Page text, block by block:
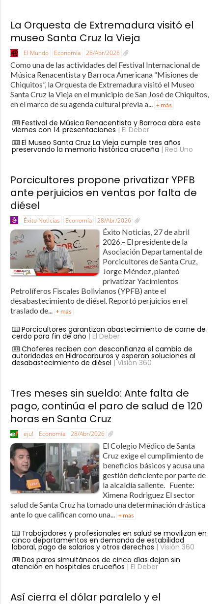
La Orquesta de Extremadura visitó el
museo Santa Cruz la Vieja
El Mundo Economía 28/Abr/2026
Como una de las actividades del Festival Internacional de
Música Renacentista y Barroca Americana “Misiones de
Chiquitos”, la Orquesta de Extremadura visitó el Museo
Santa Cruz la Vieja en el municipio de San José de Chiquitos,
en el marco de su agenda cultural previa a...
+ más
Festival de Música Renacentista y Barroca abre este
viernes con 14 presentaciones | El Deber
El Museo Santa Cruz La Vieja cumple tres años
preservando la memoria histórica cruceña | Red Uno
Porcicultores propone privatizar YPFB
ante perjuicios en ventas por falta de
diésel
Éxito Noticias Economía 28/Abr/2026
Éxito Noticias, 27 de abril
2026.– El presidente de la
Asociación Departamental de
Porcicultores de Santa Cruz,
Jorge Méndez, planteó
privatizar Yacimientos
Petrolíferos Fiscales Bolivianos (YPFB) ante el
desabastecimiento de diésel. Reportó perjuicios en el
traslado de... + más
Porcicultores garantizan abastecimiento de carne de
cerdo para fin de año | El Deber
Choferes reciben con desconfianza el cambio de
autoridades en Hidrocarburos y esperan soluciones al
desabastecimiento de diésel | Visión 360
Tres meses sin sueldo: Ante falta de
pago, continúa el paro de salud de 120
horas en Santa Cruz
eju! Economía 28/Abr/2026
El Colegio Médico de Santa
Cruz exige el cumplimiento de
beneficios básicos y acusa una
gestión deficiente por parte de
la alcaldía saliente. Fuente:
Ximena Rodriguez El sector
salud de Santa Cruz ha tomado una determinación drástica
ante lo que califican como una... + más
Trabajadores y profesionales en salud se movilizan en
cinco departamentos en demanda de estabilidad
laboral, pago de salarios y otros derechos | Visión 360
Dos paros simultáneos de cinco días dejan sin
atención en hospitales cruceños | El Deber
Así cierra el dólar paralelo y el